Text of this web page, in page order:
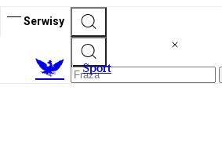
Serwisy
Sport